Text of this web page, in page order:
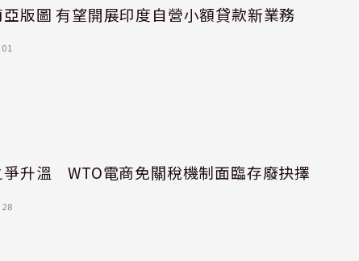
版圖 有望開展印度自營小額貸款新業務
爭升溫 WTO電商免關稅機制面臨存廢抉擇